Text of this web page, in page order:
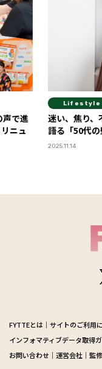
声で進
ニュ
Lifestyle
迷い、焦り
語る「50代
2025.11.14
FYTTEとは サイトのご利用
インフォマティブデータ取得
お問い合わせ
運営会社 監修